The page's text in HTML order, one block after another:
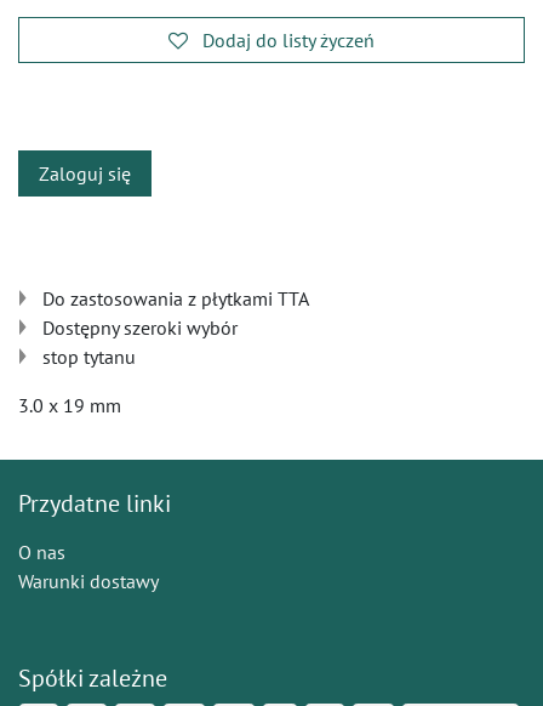
Dodaj do listy życzeń
Zaloguj się
Do zastosowania z płytkami TTA
Dostępny szeroki wybór
stop tytanu
3.0 x 19 mm
Przydatne linki
O nas
Warunki dostawy
Spółki zależne